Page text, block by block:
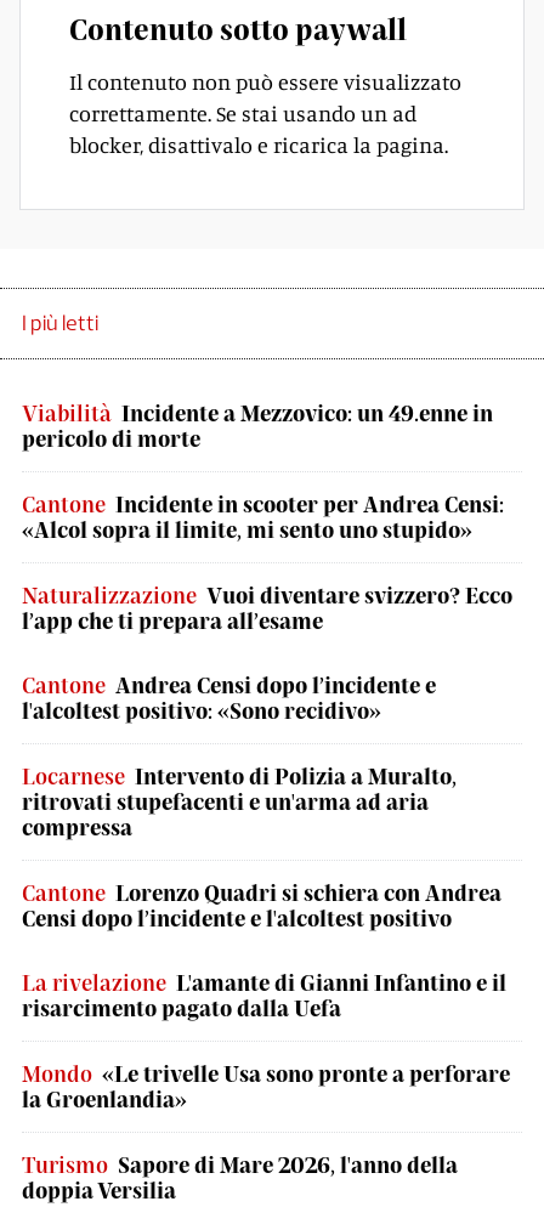
Contenuto sotto paywall
Il contenuto non può essere visualizzato
correttamente. Se stai usando un ad
blocker, disattivalo e ricarica la pagina.
I più letti
Viabilità Incidente a Mezzovico: un 49.enne in
pericolo di morte
Cantone Incidente in scooter per Andrea Censi:
«Alcol sopra il limite, mi sento uno stupido»
Naturalizzazione Vuoi diventare svizzero? Ecco
l’app che ti prepara all’esame
Cantone Andrea Censi dopo l’incidente e
l'alcoltest positivo: «Sono recidivo»
Locarnese Intervento di Polizia a Muralto,
ritrovati stupefacenti e un'arma ad aria
compressa
Cantone Lorenzo Quadri si schiera con Andrea
Censi dopo l’incidente e l'alcoltest positivo
La rivelazione L'amante di Gianni Infantino e il
risarcimento pagato dalla Uefa
Mondo «Le trivelle Usa sono pronte a perforare
la Groenlandia»
Turismo Sapore di Mare 2026, l'anno della
doppia Versilia